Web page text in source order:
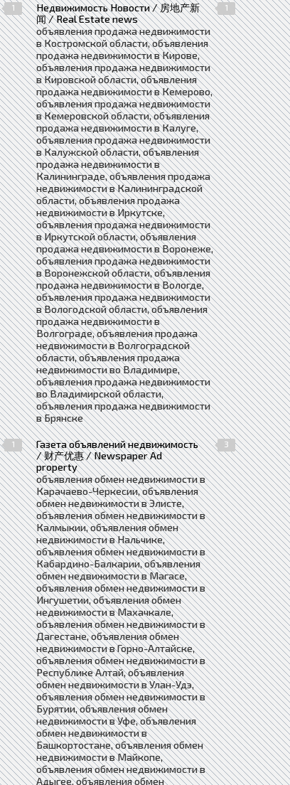
1
Недвижимость Новости / 房地产新
闻 / Real Estate news
1
объявления продажа недвижимости
в Костромской области, объявления
продажа недвижимости в Кирове,
объявления продажа недвижимости
в Кировской области, объявления
продажа недвижимости в Кемерово,
объявления продажа недвижимости
в Кемеровской области, объявления
продажа недвижимости в Калуге,
объявления продажа недвижимости
в Калужской области, объявления
продажа недвижимости в
Калининграде, объявления продажа
недвижимости в Калининградской
области, объявления продажа
недвижимости в Иркутске,
объявления продажа недвижимости
в Иркутской области, объявления
продажа недвижимости в Воронеже,
объявления продажа недвижимости
в Воронежской области, объявления
продажа недвижимости в Вологде,
объявления продажа недвижимости
в Вологодской области, объявления
продажа недвижимости в
Волгограде, объявления продажа
недвижимости в Волгоградской
области, объявления продажа
недвижимости во Владимире,
объявления продажа недвижимости
во Владимирской области,
объявления продажа недвижимости
в Брянске
1
Газета объявлений недвижимость
/ 财产优惠 / Newspaper Ad
property
3
объявления обмен недвижимости в
Карачаево-Черкесии, объявления
обмен недвижимости в Элисте,
объявления обмен недвижимости в
Калмыкии, объявления обмен
недвижимости в Нальчике,
объявления обмен недвижимости в
Кабардино-Балкарии, объявления
обмен недвижимости в Магасе,
объявления обмен недвижимости в
Ингушетии, объявления обмен
недвижимости в Махачкале,
объявления обмен недвижимости в
Дагестане, объявления обмен
недвижимости в Горно-Алтайске,
объявления обмен недвижимости в
Республике Алтай, объявления
обмен недвижимости в Улан-Удэ,
объявления обмен недвижимости в
Бурятии, объявления обмен
недвижимости в Уфе, объявления
обмен недвижимости в
Башкортостане, объявления обмен
недвижимости в Майкопе,
объявления обмен недвижимости в
Адыгее, объявления обмен